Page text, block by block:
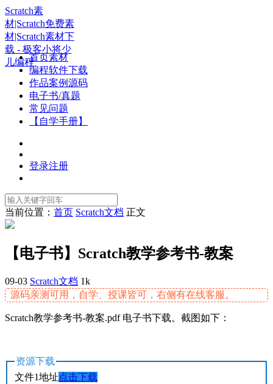
Scratch素
材|Scratch免费素
材|Scratch素材下
载 - 极客小将少
儿编程首页素材
编程软件下载
作品案例源码
电子书/真题
常见问题
【自学手册】
登录注册
当前位置： 首页 Scratch文档 正文
【电子书】Scratch教学参考书-教案
09-03 Scratch文档 1k
源码亲测可用，自学、授课皆可，右侧有在线客服。
Scratch教学参考书-教案.pdf 电子书下载。截图如下：
资源下载
文件1地址点击下载